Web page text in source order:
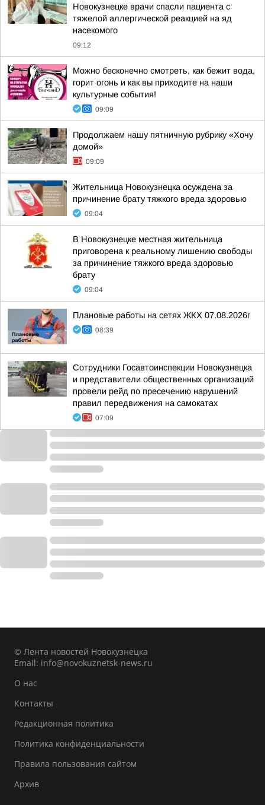
Новокузнецке врачи спасли пациента с
тяжелой аллергической реакцией на яд
насекомого
09:12
Можно бесконечно смотреть, как бежит вода,
горит огонь и как вы приходите на наши
культурные события!
09:09
Продолжаем нашу пятничную рубрику «Хочу
домой»
09:09
Жительница Новокузнецка осуждена за
причинение брату тяжкого вреда здоровью
09:04
В Новокузнецке местная жительница
приговорена к реальному лишению свободы
за причинение тяжкого вреда здоровью
брату
09:04
Плановые работы на сетях ЖКХ 07.08.2026г
08:39
Сотрудники Госавтоинспекции Новокузнецка
и представители общественных организаций
провели рейд по пресечению нарушений
правил передвижения на самокатах
07:09
© Лента новостей Новокузнецка
Email: info@novokuznetsk-news.ru
О нас
Контакты
Редакционная политика
Политика конфиденциальности
Правила пользования сайтом
Архив